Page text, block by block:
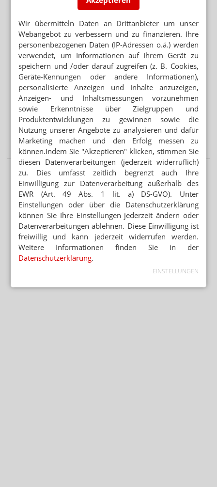
Wir übermitteln Daten an Drittanbieter um unser
Webangebot zu verbessern und zu finanzieren. Ihre
personenbezogenen Daten (IP-Adressen o.ä.) werden
verwendet, um Informationen auf Ihrem Gerät zu
speichern und /oder darauf zugreifen (z. B. Cookies,
Geräte-Kennungen oder andere Informationen),
personalisierte Anzeigen und Inhalte anzuzeigen,
Anzeigen- und Inhaltsmessungen vorzunehmen
sowie Erkenntnisse über Zielgruppen und
Produktentwicklungen zu gewinnen sowie die
Nutzung unserer Angebote zu analysieren und dafür
Marketing machen und den Erfolg messen zu
können.Indem Sie "Akzeptieren" klicken, stimmen Sie
diesen Datenverarbeitungen (jederzeit widerruflich)
zu. Dies umfasst zeitlich begrenzt auch Ihre
Einwilligung zur Datenverarbeitung außerhalb des
EWR (Art. 49 Abs. 1 lit. a) DS-GVO). Unter
Einstellungen oder über die Datenschutzerklärung
können Sie Ihre Einstellungen jederzeit ändern oder
Datenverarbeitungen ablehnen. Diese Einwilligung ist
freiwillig und kann jederzeit widerrufen werden.
Weitere Informationen finden Sie in der
Datenschutzerklärung.
EINSTELLUNGEN
PRODUKTIONSBEDINGTE ABWEICHUNG
Tromcardin complex: Abweichung bei B1-Gehalt
Mehr aus Ressort
DEAL LÄSST AUF SICH WARTEN
Platform Group: Polstermöbel vor AEP
PARTNER VON RX-PLATTFORMEN
Abnehmspritzen: Reimporteur spielt Versandapotheke
RX-MEDIKAMENTE OHNE REZEPT
Warteliste: Abnehmpille als Monatsabo